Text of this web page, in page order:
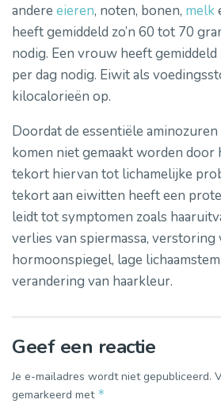
andere eieren, noten, bonen, melk
heeft gemiddeld zo’n 60 tot 70
nodig. Een vrouw heeft gemiddeld
per dag nodig. Eiwit als
kilocalorieën op.
Doordat de essentiële
komen niet gemaakt worden door
tekort hiervan tot lichamelijke
tekort aan eiwitten heeft een
leidt tot symptomen zoals
verlies van spiermassa, verstoring
hormoonspiegel, lage
verandering van haarkleur.
Geef een reactie
Je e-mailadres wordt niet gepubliceerd.
gemarkeerd met *